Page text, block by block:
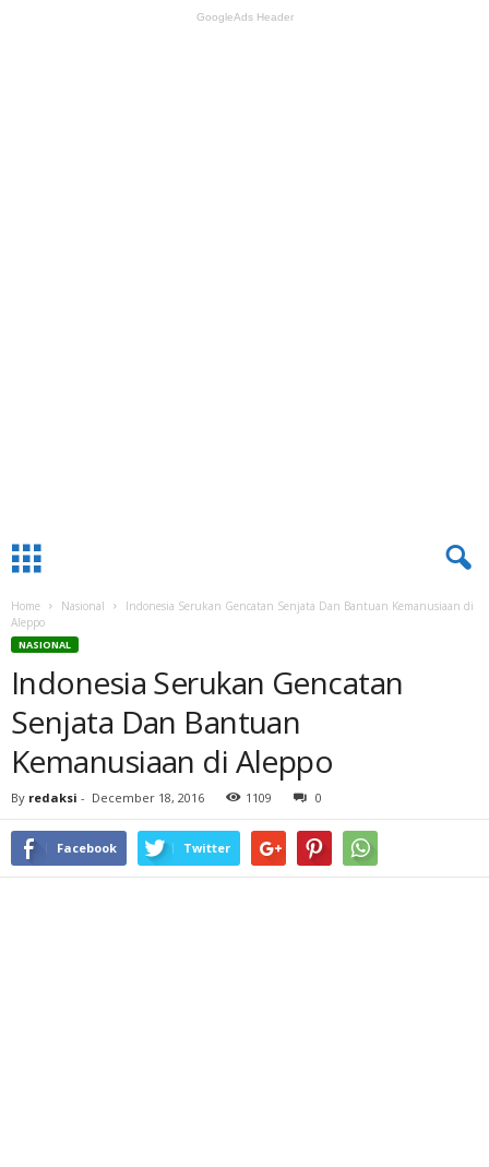
GoogleAds Header
Home Nasional
Indonesia Serukan Gencatan Senjata Dan Bantuan Kemanusiaan di
Aleppo
NASIONAL
Indonesia Serukan Gencatan
Senjata Dan Bantuan
Kemanusiaan di Aleppo
By redaksi - December 18, 2016 1109 0
Facebook Twitter